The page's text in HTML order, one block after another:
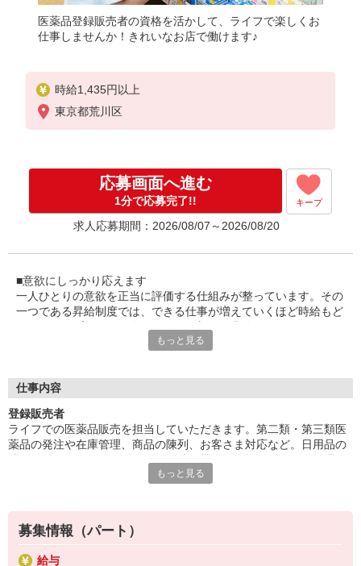
医薬品登録販売者の資格を活かして、ライフで楽しくお
仕事しませんか！きれいなお店で働けます♪
時給1,435円以上
東京都荒川区
応募画面へ進む
1分で応募完了!! キープ
求人応募期間：2026/08/07～2026/08/20
■意欲にしっかり応えます
一人ひとりの意欲を正当に評価する仕組みが整っています。その
一つである昇給制度では、できる仕事が増えていくほど時給もど
るんです。がんばる人を応援するライフだからこそ、今お仕事を
もっと見る
仕事内容
登録販売者
ライフでの医薬品販売を担当していただきます。第二類・第三類医
薬品の発注や在庫管理、商品の陳列、お客さま対応など。日用品の
くお仕事していただけます！（登録販売者資格をお持ちで過去5年間
もっと見る
募集情報（パート）
給与